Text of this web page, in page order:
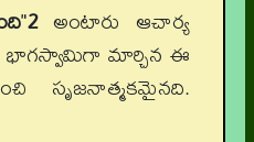
"2అంటారు ఆచార్య
భాగస్వామిగా మార్చిన ఈ
సృజనాత్మకమైనది.